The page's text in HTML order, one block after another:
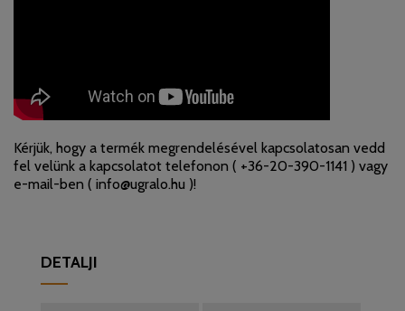
Kérjük, hogy a termék megrendelésével kapcsolatosan vedd
fel velünk a kapcsolatot telefonon ( +36-20-390-1141 ) vagy
e-mail-ben ( info@ugralo.hu )!
DETALJI